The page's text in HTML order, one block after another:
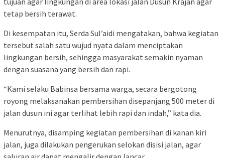
tetap bersih terawat.
Di kesempatan itu, Serda Sul’aidi mengatakan, bahwa kegiatan
tersebut salah satu wujud nyata dalam menciptakan
lingkungan bersih, sehingga masyarakat semakin nyaman
dengan suasana yang bersih dan rapi.
“Kami selaku Babinsa bersama warga, secara bergotong
royong melaksanakan pembersihan disepanjang 500 meter di
jalan dusun ini agar terlihat lebih rapi dan indah,” kata dia.
Menurutnya, disamping kegiatan pembersihan di kanan kiri
jalan, juga dilakukan pengerukan selokan disisi jalan, agar